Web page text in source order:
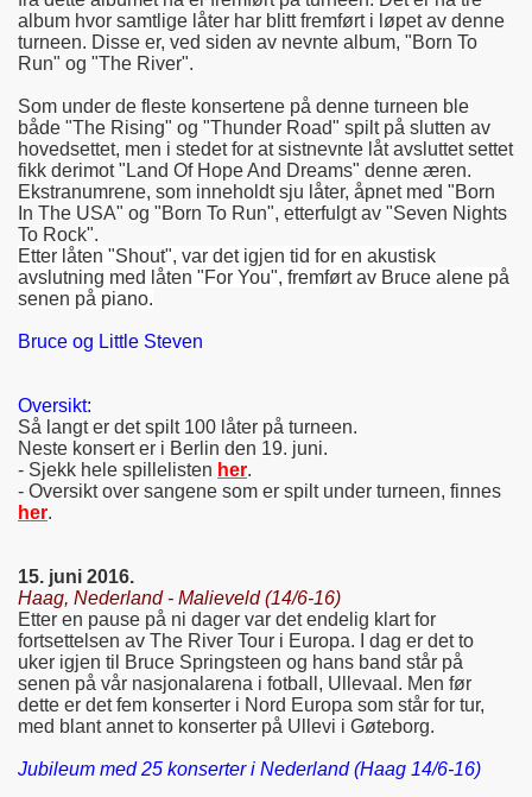
album hvor samtlige låter har blitt fremført i løpet av denne
turneen. Disse er, ved siden av nevnte album, "Born To
Run" og "The River".
Som under de fleste konsertene på denne turneen ble
både "The Rising" og "Thunder Road" spilt på slutten av
hovedsettet, men i stedet for at sistnevnte låt avsluttet settet
fikk derimot "Land Of Hope And Dreams" denne æren.
Ekstranumrene, som inneholdt sju låter, åpnet med "Born
In The USA" og "Born To Run", etterfulgt av "Seven Nights
To Rock".
Etter låten "Shout", var det igjen tid for en akustisk
avslutning med låten "For You", fremført av Bruce alene på
senen på piano.
Bruce og Little Steven
Oversikt:
Så langt er det spilt 100 låter på turneen.
Neste konsert er i Berlin den 19. juni.
- Sjekk hele spillelisten her.
- Oversikt over sangene som er spilt under turneen, finnes
her.
15. juni 2016.
Haag, Nederland - Malieveld (14/6-16)
Etter en pause på ni dager var det endelig klart for
fortsettelsen av The River Tour i Europa. I dag er det to
uker igjen til Bruce Springsteen og hans band står på
senen på vår nasjonalarena i fotball, Ullevaal. Men før
dette er det fem konserter i Nord Europa som står for tur,
med blant annet to konserter på Ullevi i Gøteborg.
Jubileum med 25 konserter i Nederland (Haag 14/6-16)